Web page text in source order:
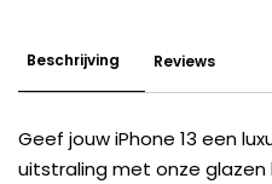
Beschrijving Reviews
Geef jouw iPhone 13 een
uitstraling met onze glazen